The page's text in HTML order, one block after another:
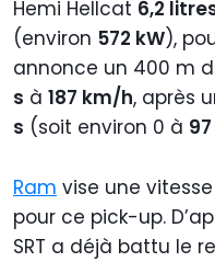
Hemi Hellcat 6,2
(environ 572 kW),
annonce un 400 m
s à 187 km/h, après
s (soit environ 0 à
Ram vise une
pour ce pick-up.
SRT a déjà battu le